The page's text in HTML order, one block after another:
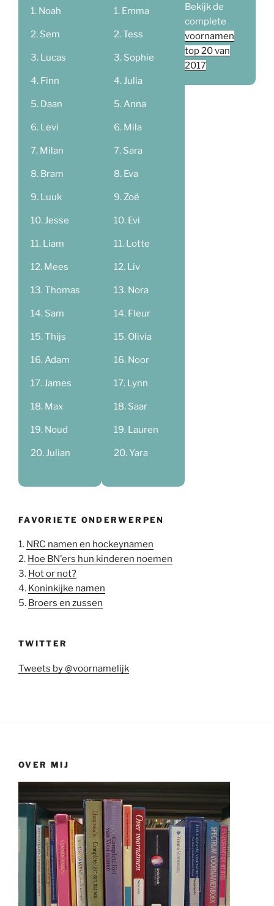
Noah
Sem
Lucas
Finn
Daan
Levi
Milan
Bram
Luuk
Jesse
Liam
Mees
Thomas
Sam
Thijs
Adam
James
Max
Noud
Julian
Emma
Tess
Sophie
Julia
Anna
Mila
Sara
Eva
Zoë
Evi
Lotte
Liv
Nora
Fleur
Olivia
Noor
Lynn
Saar
Lauren
Yara
Bekijk de
complete
voornamen
top 20 van
2017
FAVORIETE ONDERWERPEN
1. NRC namen en hockeynamen
2. Hoe BN'ers hun kinderen noemen
3. Hot or not?
4. Koninkijke namen
5. Broers en zussen
TWITTER
Tweets by @voornamelijk
OVER MIJ